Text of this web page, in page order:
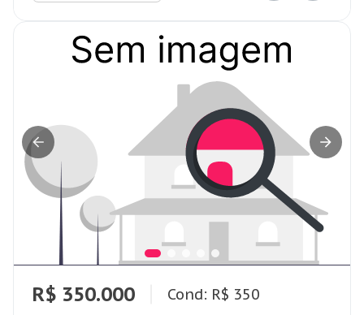
R$ 350.000 Cond: R$ 350